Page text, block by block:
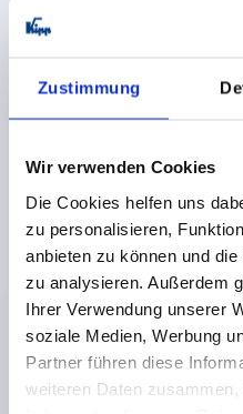
Zustimmung
Wir verwenden Cookies
Die Cookies helfen uns
zu personalisieren,
anbieten zu können und
zu analysieren. Außerdem
Ihrer Verwendung unserer
soziale Medien, Werbung
Partner führen diese
weiteren Daten
MATERIAL
AUSSENDURCHMESSER=32
Bestellnummer:K0153.406X20
zzgl. MwSt.
K0153 L